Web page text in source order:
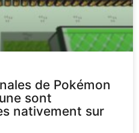
de Pokémon
sont
nativement sur